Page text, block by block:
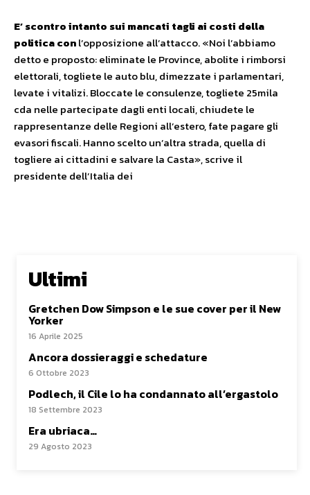
E’ scontro intanto sui mancati tagli ai costi della
politica conl’opposizione all’attacco. «Noi l’abbiamo
detto e proposto: eliminate le Province, abolite i rimborsi
elettorali, togliete le auto blu, dimezzate i parlamentari,
levate i vitalizi. Bloccate le consulenze, togliete 25mila
cda nelle partecipate dagli enti locali, chiudete le
rappresentanze delle Regioni all’estero, fate pagare gli
evasori fiscali. Hanno scelto un’altra strada, quella di
togliere ai cittadini e salvare la Casta», scrive il
presidente dell’Italia dei
Ultimi
Gretchen Dow Simpson e le sue cover per il New
Yorker
16 Aprile 2025
Ancora dossieraggi e schedature
6 Ottobre 2023
Podlech, il Cile lo ha condannato all’ergastolo
18 Settembre 2023
Era ubriaca…
29 Agosto 2023